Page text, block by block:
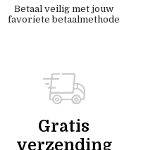
Betaal veilig met jouw
favoriete betaalmethode
Gratis
verzending